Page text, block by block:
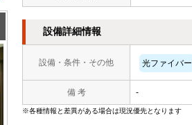
設備詳細情報
設備・条件・その他 光ファイバー
備 考 -
※各種情報と差異がある場合は現況優先となります